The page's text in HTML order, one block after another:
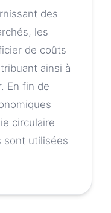
des
les
de coûts
ainsi à
En fin de
circulaire
sont utilisées